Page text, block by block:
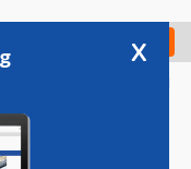
Check in
x